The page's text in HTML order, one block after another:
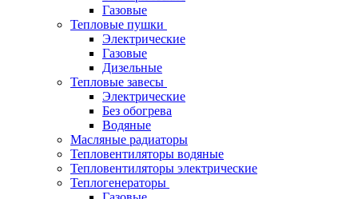
Газовые
Тепловые пушки
Электрические
Газовые
Дизельные
Тепловые завесы
Электрические
Без обогрева
Водяные
Масляные радиаторы
Тепловентиляторы водяные
Тепловентиляторы электрические
Теплогенераторы